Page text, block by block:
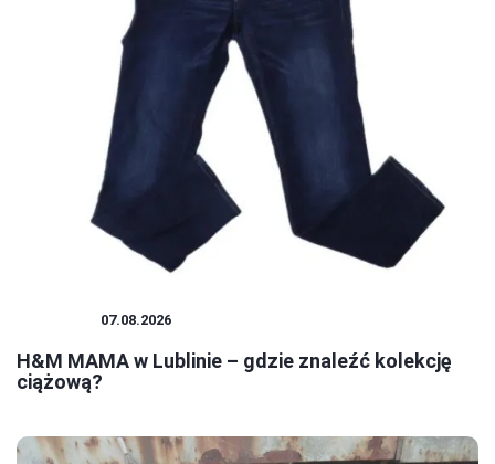
07.08.2026
H&M MAMA w Lublinie – gdzie znaleźć kolekcję
ciążową?